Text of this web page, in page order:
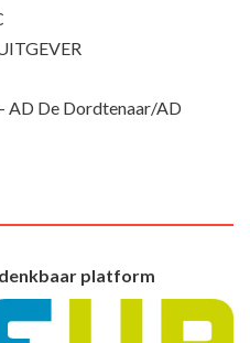
AD De Dordtenaar/AD
platform